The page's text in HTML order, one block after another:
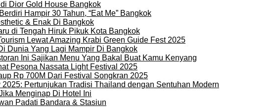
Dior Gold House Bangkok
Hampir 30 Tahun, “Eat Me” Bangkok
& Enak Di Bangkok
di Tengah Hiruk Pikuk Kota Bangkok
Lewat Amazing Krabi Green Guide Fest 2025
Dunia Yang Lagi Mampir Di Bangkok
Ini Sajikan Menu Yang Bakal Buat Kamu Kenyang
Pesona Nassata Light Festival 2025
Rp 700M Dari Festival Songkran 2025
Pertunjukan Tradisi Thailand dengan Sentuhan Modern
Menginap Di Hotel Ini
Padati Bandara & Stasiun